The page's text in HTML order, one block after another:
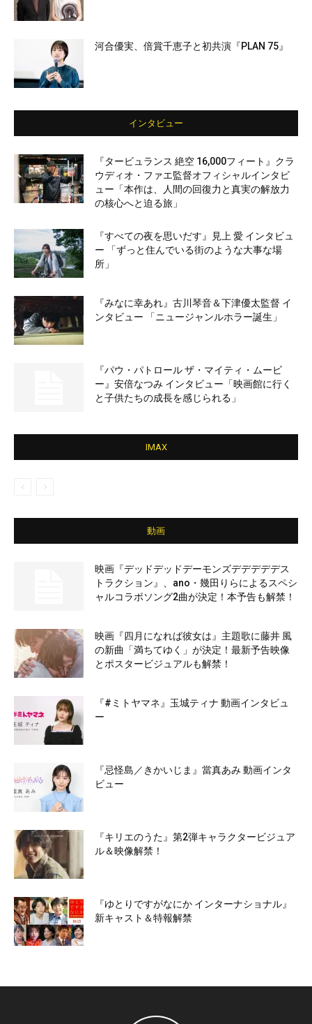
河合優実、倍賞千恵子と初共演『PLAN 75』
インタビュー
『タービュランス 絶空 16,000フィート』クラ
ウディオ・ファエ監督オフィシャルインタビ
ュー「本作は、人間の回復力と真実の解放力
の核心へと迫る旅」
『すべての夜を思いだす』見上 愛 インタビュ
ー 「ずっと住んでいる街のような大事な場
所」
『みなに幸あれ』古川琴音＆下津優太監督 イ
ンタビュー 「ニュージャンルホラー誕生」
『パウ・パトロール ザ・マイティ・ムービ
ー』安倍なつみ インタビュー「映画館に行く
と子供たちの成長を感じられる」
IMAX
動画
映画『デッドデッドデーモンズデデデデデス
トラクション』、ano・幾田りらによるスペシ
ャルコラボソング2曲が決定！本予告も解禁！
映画『四月になれば彼女は』主題歌に藤井 風
の新曲「満ちてゆく」が決定！最新予告映像
とポスタービジュアルも解禁！
『#ミトヤマネ』玉城ティナ 動画インタビュ
ー
『忌怪島／きかいじま』當真あみ 動画インタ
ビュー
『キリエのうた』第2弾キャラクタービジュア
ル＆映像解禁！
『ゆとりですがなにか インターナショナル』
新キャスト＆特報解禁